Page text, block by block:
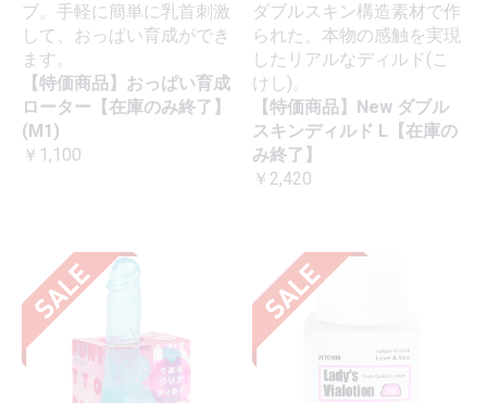
ブ。手軽に簡単に乳首刺激
して、おっぱい育成ができ
ます。
【特価商品】おっぱい育成
ローター【在庫のみ終了】
(M1)
￥1,100
ダブルスキン構造素材で作
られた、本物の感触を実現
したリアルなディルド(こ
けし)。
【特価商品】New ダブル
スキンディルド L【在庫の
み終了】
￥2,420